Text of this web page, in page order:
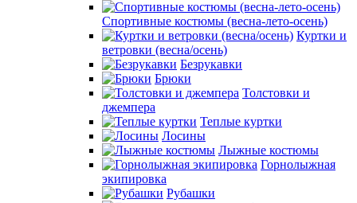
Спортивные костюмы (весна-лето-осень)
Куртки и
ветровки (весна/осень)
Безрукавки
Брюки
Толстовки и
джемпера
Теплые куртки
Лосины
Лыжные костюмы
Горнолыжная
экипировка
Рубашки